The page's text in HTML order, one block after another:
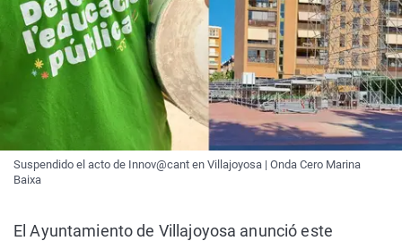
Suspendido el acto de Innov@cant en Villajoyosa | Onda Cero Marina
Baixa
El Ayuntamiento de Villajoyosa anunció este